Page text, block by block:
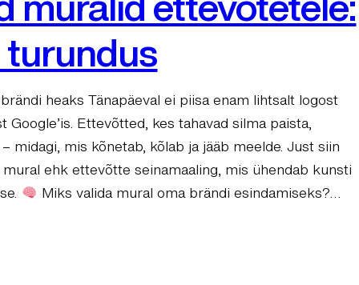
heaks Tänapäeval ei piisa enam lihtsalt logost
Google’is. Ettevõtted, kes tahavad silma paista,
midagi, mis kõnetab, kõlab ja jääb meelde. Just siin
ehk ettevõtte seinamaaling, mis ühendab kunsti
Miks valida mural oma brändi esindamiseks?…